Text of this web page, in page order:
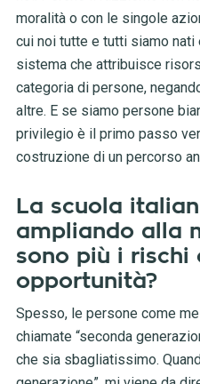
moralità o con le singole
cui noi tutte e tutti siamo nati
sistema che attribuisce
categoria di persone,
altre. E se siamo persone
privilegio è il primo passo
costruzione di un percorso
La scuola
ampliando alla
sono più i rischi
opportunità?
Spesso, le persone come
chiamate “seconda
che sia sbagliatissimo.